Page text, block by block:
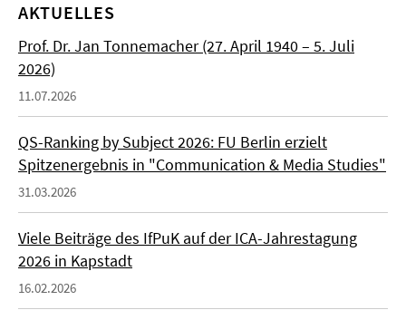
AKTUELLES
Prof. Dr. Jan Tonnemacher (27. April 1940 – 5. Juli
2026)
11.07.2026
QS-Ranking by Subject 2026: FU Berlin erzielt
Spitzenergebnis in "Communication & Media Studies"
31.03.2026
Viele Beiträge des IfPuK auf der ICA-Jahrestagung
2026 in Kapstadt
16.02.2026